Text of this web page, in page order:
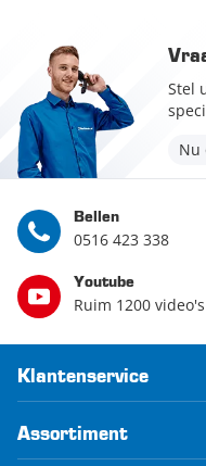
Stel
Nu
Bellen
0516 423 338
Youtube
Ruim 1200 video's
Klantenservice
Assortiment